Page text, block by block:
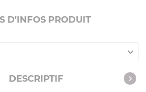
D'INFOS PRODUIT
DESCRIPTIF